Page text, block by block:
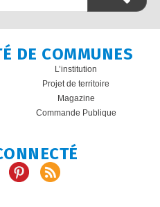
DE COMMUNES
L’institution
Projet de territoire
Magazine
Commande Publique